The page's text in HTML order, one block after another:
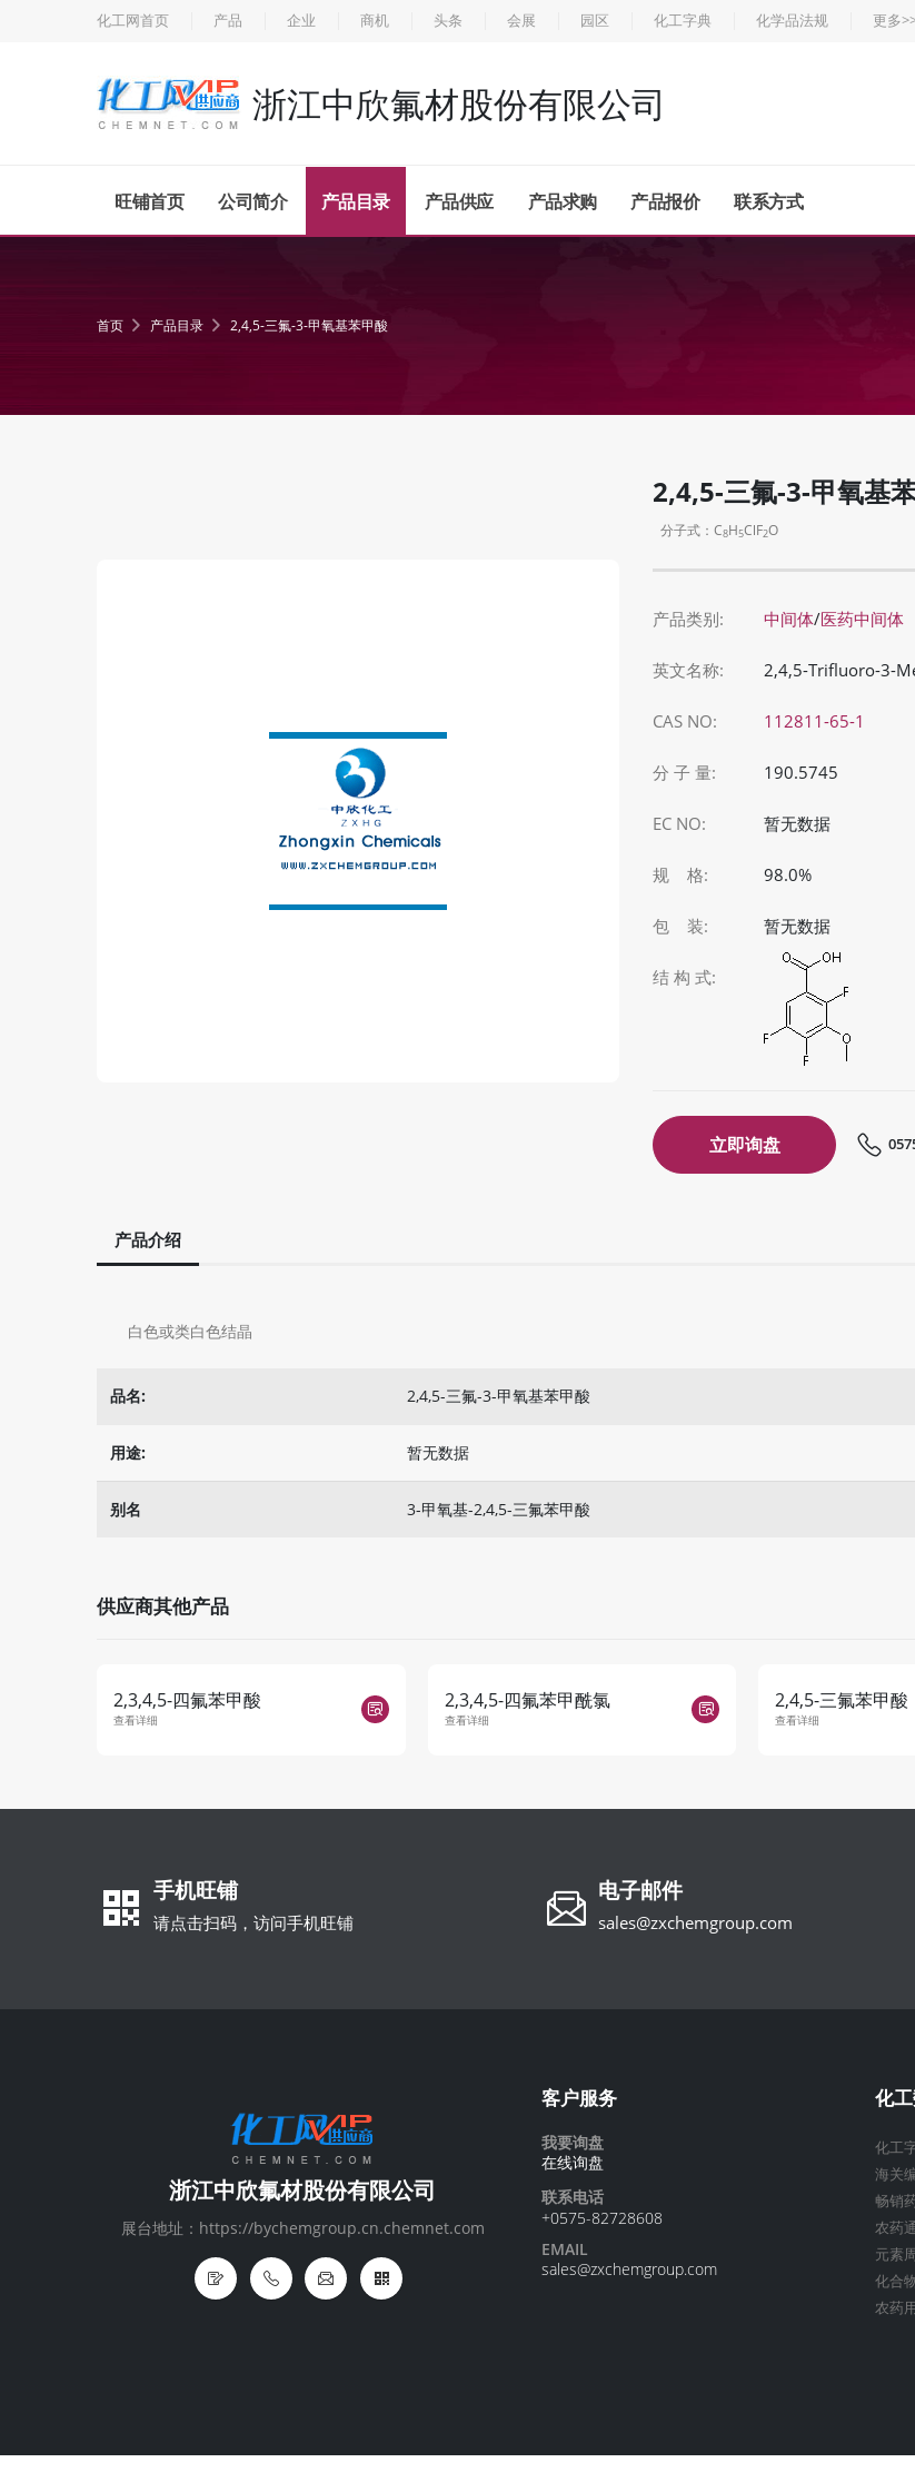
化工网首页 产品 企业 商机 头条 会展 园区 化工字典 化学品法规 更多
浙江中欣氟材股份有限公司
旺铺首页 公司简介 产品目录 产品供应 产品求购 产品报价 联系方式
首页 产品目录 2,4,5-三氟-3-甲氧基苯甲酸
2,4,5-三氟-3-甲氧基
分子式：C8H5ClF2O
产品类别: 中间体/医药中间体
英文名称: 2,4,5-Trifluoro-3-
CAS NO: 112811-65-1
分 子 量: 190.5745
EC NO: 暂无数据
规 格: 98.0%
包 装: 暂无数据
结 构 式:
立即询盘
产品介绍
白色或类白色结晶
品名: 2,4,5-三氟-3-甲氧基苯甲酸
用途: 暂无数据
别名 3-甲氧基-2,4,5-三氟苯甲酸
供应商其他产品
2,3,4,5-四氟苯甲酸
查看详细
2,3,4,5-四氟苯甲酰氯
查看详细
2,4,5-三氟苯甲酸
查看详细
手机旺铺
请点击扫码，访问手机旺铺
电子邮件
sales@zxchemgroup.com
浙江中欣氟材股份有限公司
展台地址：https://bychemgroup.cn.chemnet.com
客户服务
我要询盘
在线询盘
联系电话
+0575-82728608
EMAIL
sales@zxchemgroup.com
化
化工
海关
畅销
农药
元素
化合
农药